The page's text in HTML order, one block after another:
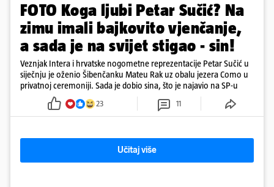
FOTO Koga ljubi Petar Sučić? Na
zimu imali bajkovito vjenčanje,
a sada je na svijet stigao - sin!
Veznjak Intera i hrvatske nogometne reprezentacije Petar Sučić u
siječnju je oženio Šibenčanku Mateu Rak uz obalu jezera Como u
privatnoj ceremoniji. Sada je dobio sina, što je najavio na SP-u
23 11
Učitaj više